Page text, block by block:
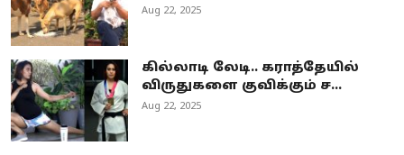
Aug 22, 2025
கில்லாடி லேடி.. கராத்தேயில்
விருதுகளை குவிக்கும் ச...
Aug 22, 2025